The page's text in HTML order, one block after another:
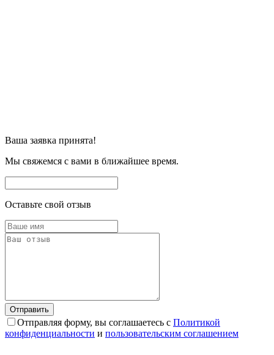
Ваша заявка принята!
Мы свяжемся с вами в ближайшее время.
Оставьте свой отзыв
Отправляя форму, вы соглашаетесь с Политикой
конфиденциальности и пользовательским соглашением